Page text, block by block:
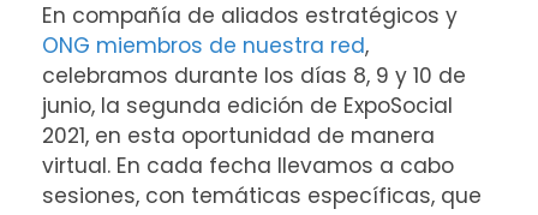
En compañía de aliados estratégicos y
ONG miembros de nuestra red,
celebramos durante los días 8, 9 y 10 de
junio, la segunda edición de ExpoSocial
2021, en esta oportunidad de manera
virtual. En cada fecha llevamos a cabo
sesiones, con temáticas específicas, que